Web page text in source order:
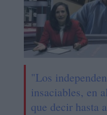
"Los
insaciables, en
que decir hasta